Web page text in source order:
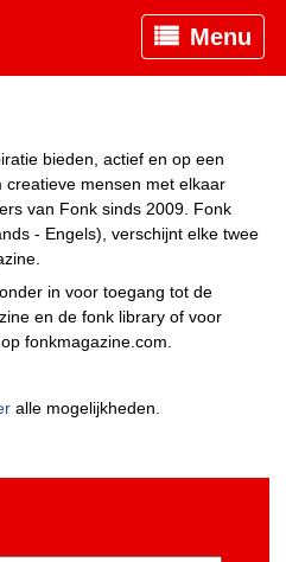
Menu
bieden, actief en op een
mensen met elkaar
van Fonk sinds 2009. Fonk
- Engels), verschijnt elke twee
in voor toegang tot de
en de fonk library of voor
fonkmagazine.com.
alle mogelijkheden.